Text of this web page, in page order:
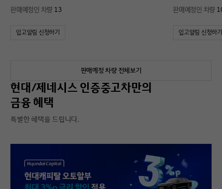
판매예정인 차량 13
입고알림 신청하기
판매예정인 차량
입고알림 신청하기
판매예정 차량 전체보기
현대/제네시스 인증중고차만의
금융 혜택
특별한 혜택을 드립니다.